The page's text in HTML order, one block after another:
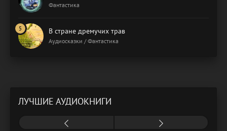
Фантастика
В стране дремучих трав
Аудиосказки / Фантастика
ЛУЧШИЕ АУДИОКНИГИ